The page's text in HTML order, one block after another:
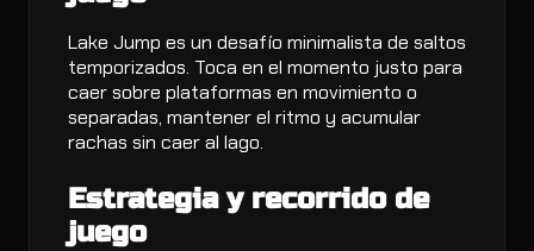
Lake Jump es un desafío minimalista de saltos
temporizados. Toca en el momento justo para
caer sobre plataformas en movimiento o
separadas, mantener el ritmo y acumular
rachas sin caer al lago.
Estrategia y recorrido de
juego